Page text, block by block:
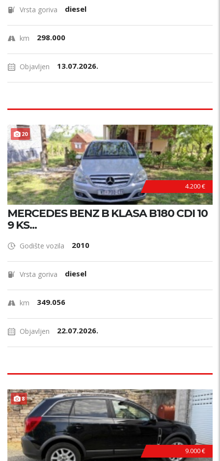
Vrsta goriva diesel
km 298.000
Objavljen 13.07.2026.
20
4.200 €
MERCEDES BENZ B KLASA B180 CDI 10
9 KS...
Godište vozila 2010
Vrsta goriva diesel
km 349.056
Objavljen 22.07.2026.
8
9.000 €